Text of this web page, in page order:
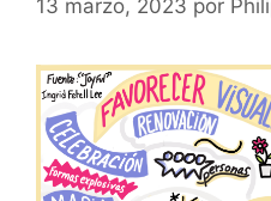
13 marzo, 2023 por